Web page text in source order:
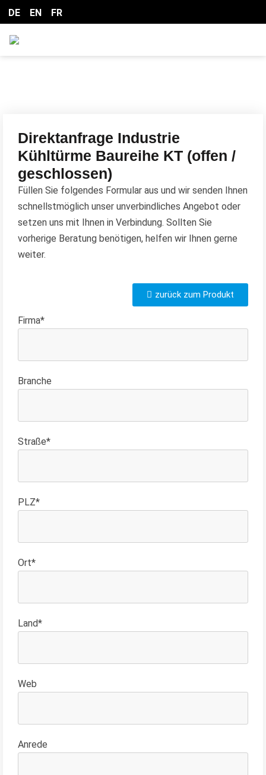
DE EN FR
Direktanfrage Industrie
Kühltürme Baureihe KT (offen /
geschlossen)
Füllen Sie folgendes Formular aus und wir senden Ihnen
schnellstmöglich unser unverbindliches Angebot oder
setzen uns mit Ihnen in Verbindung. Sollten Sie
vorherige Beratung benötigen, helfen wir Ihnen gerne
weiter.
zurück zum Produkt
Firma*
Branche
Straße*
PLZ*
Ort*
Land*
Web
Anrede